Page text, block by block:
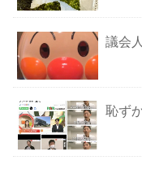
議会
恥ず